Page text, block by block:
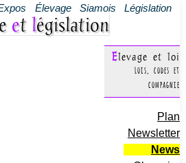
Élevage Siamois Législation
et législation
Elevage et loi
Lois, codes et
compagnie
Plan
Newsletter
News